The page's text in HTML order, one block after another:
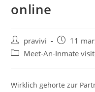
online
Auteur/autrice
de
pravivi
Post
published:
11
PostMeet-An-Inmate
Wirklich gehorte zur